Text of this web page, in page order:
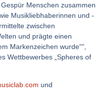
Menschen zusammen
Musikliebhaberinnen und -
zwischen
und prägte einen
Markenzeichen wurde“ ,
Wettbewerbes „Spheres of
und